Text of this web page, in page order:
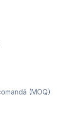
(MOQ)